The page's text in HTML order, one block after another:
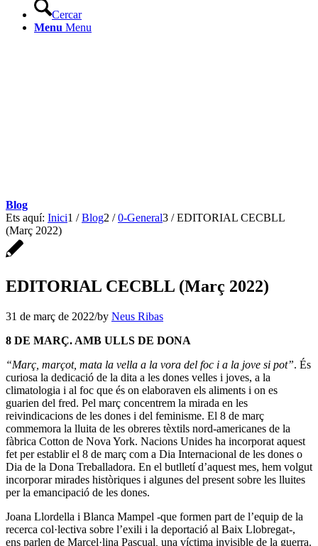
Cercar
Menu Menu
Blog
Ets aquí: Inici1 / Blog2 / 0-General3 / EDITORIAL CECBLL
(Març 2022)
EDITORIAL CECBLL (Març 2022)
31 de març de 2022/by Neus Ribas
8 DE MARÇ. AMB ULLS DE DONA
“Març, marçot, mata la vella a la vora del foc i a la jove si pot”. És
curiosa la dedicació de la dita a les dones velles i joves, a la
climatologia i al foc que és on elaboraven els aliments i on es
guarien del fred. Pel març concentrem la mirada en les
reivindicacions de les dones i del feminisme. El 8 de març
commemora la lluita de les obreres tèxtils nord-americanes de la
fàbrica Cotton de Nova York. Nacions Unides ha incorporat aquest
fet per establir el 8 de març com a Dia Internacional de les dones o
Dia de la Dona Treballadora. En el butlletí d’aquest mes, hem volgut
incorporar mirades històriques i algunes del present sobre les lluites
per la emancipació de les dones.
Joana Llordella i Blanca Mampel -que formen part de l’equip de la
recerca col·lectiva sobre l’exili i la deportació al Baix Llobregat-,
ens parlen de Marcel·lina Pascual una víctima invisible de la guerra.